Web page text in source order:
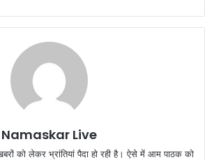
Namaskar Live
को लेकर भ्रांतियां पैदा हो रही है। ऐसे में आम पाठक को